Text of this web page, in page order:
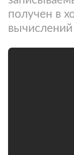
получен в